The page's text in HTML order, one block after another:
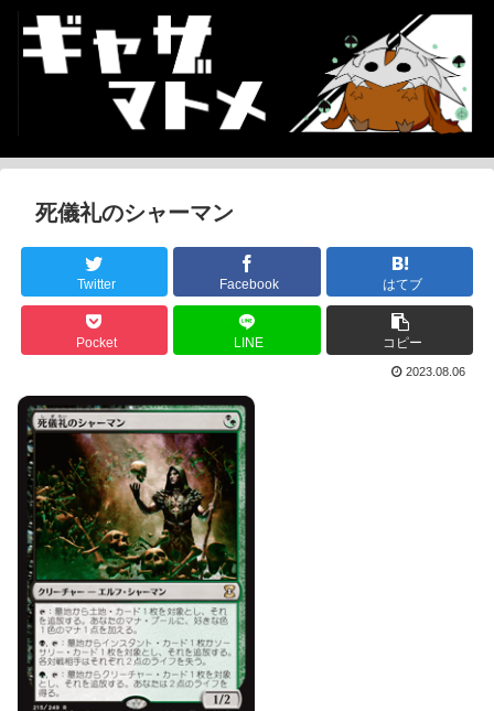
死儀礼のシャーマン
Twitter Facebook はてブ
Pocket LINE コピー
2023.08.06